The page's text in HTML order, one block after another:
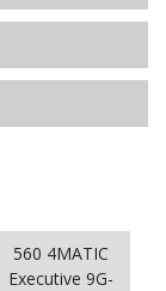
560 4MATIC
Executive 9G-